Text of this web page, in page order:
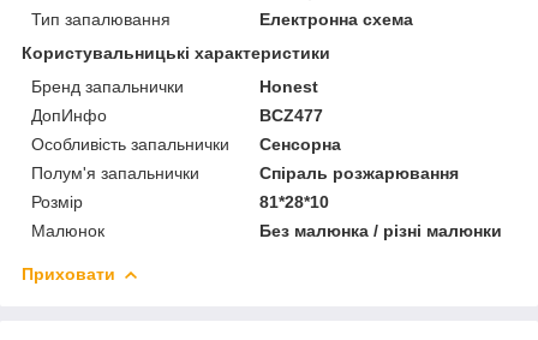
Тип запалювання
Електронна схема
Користувальницькі характеристики
Бренд запальнички
Honest
ДопИнфо
BCZ477
Особливість запальнички
Сенсорна
Полум'я запальнички
Спіраль розжарювання
Розмір
81*28*10
Малюнок
Без малюнка / різні малюнки
Приховати